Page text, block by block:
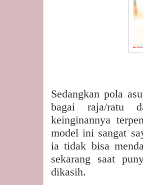
Sedangkan pola
bagai raja/ratu
keinginannya
model ini sangat
ia tidak bisa
sekarang saat
dikasih.